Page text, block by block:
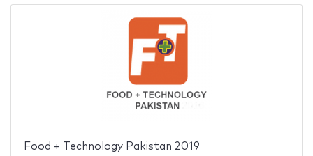
Food + Technology Pakistan 2019